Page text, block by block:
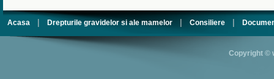
Acasa |Drepturile gravidelor si ale mamelor |Consiliere |
Copyright ©